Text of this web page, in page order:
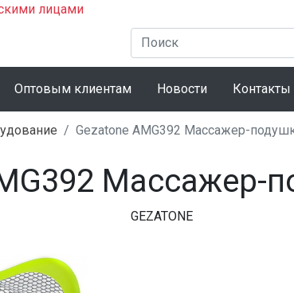
лицами
Оптовым клиентам Новости Контакты
Gezatone AMG392 Массажер-
Массажер-
GEZATONE